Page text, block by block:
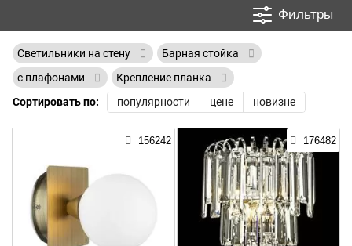
Фильтры
Светильники на стену
Барная стойка
с плафонами
Крепление планка
Сортировать по:
популярности цене новизне
156242 176482